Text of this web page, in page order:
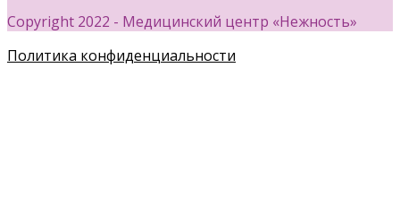
Copyright 2022 - Медицинский центр «Нежность»
Политика конфиденциальности